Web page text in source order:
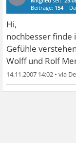
Beiträge: 154
Hi,
nochbesser finde
Gefühle
Wolff und Rolf
14.11.2007 14:02 •